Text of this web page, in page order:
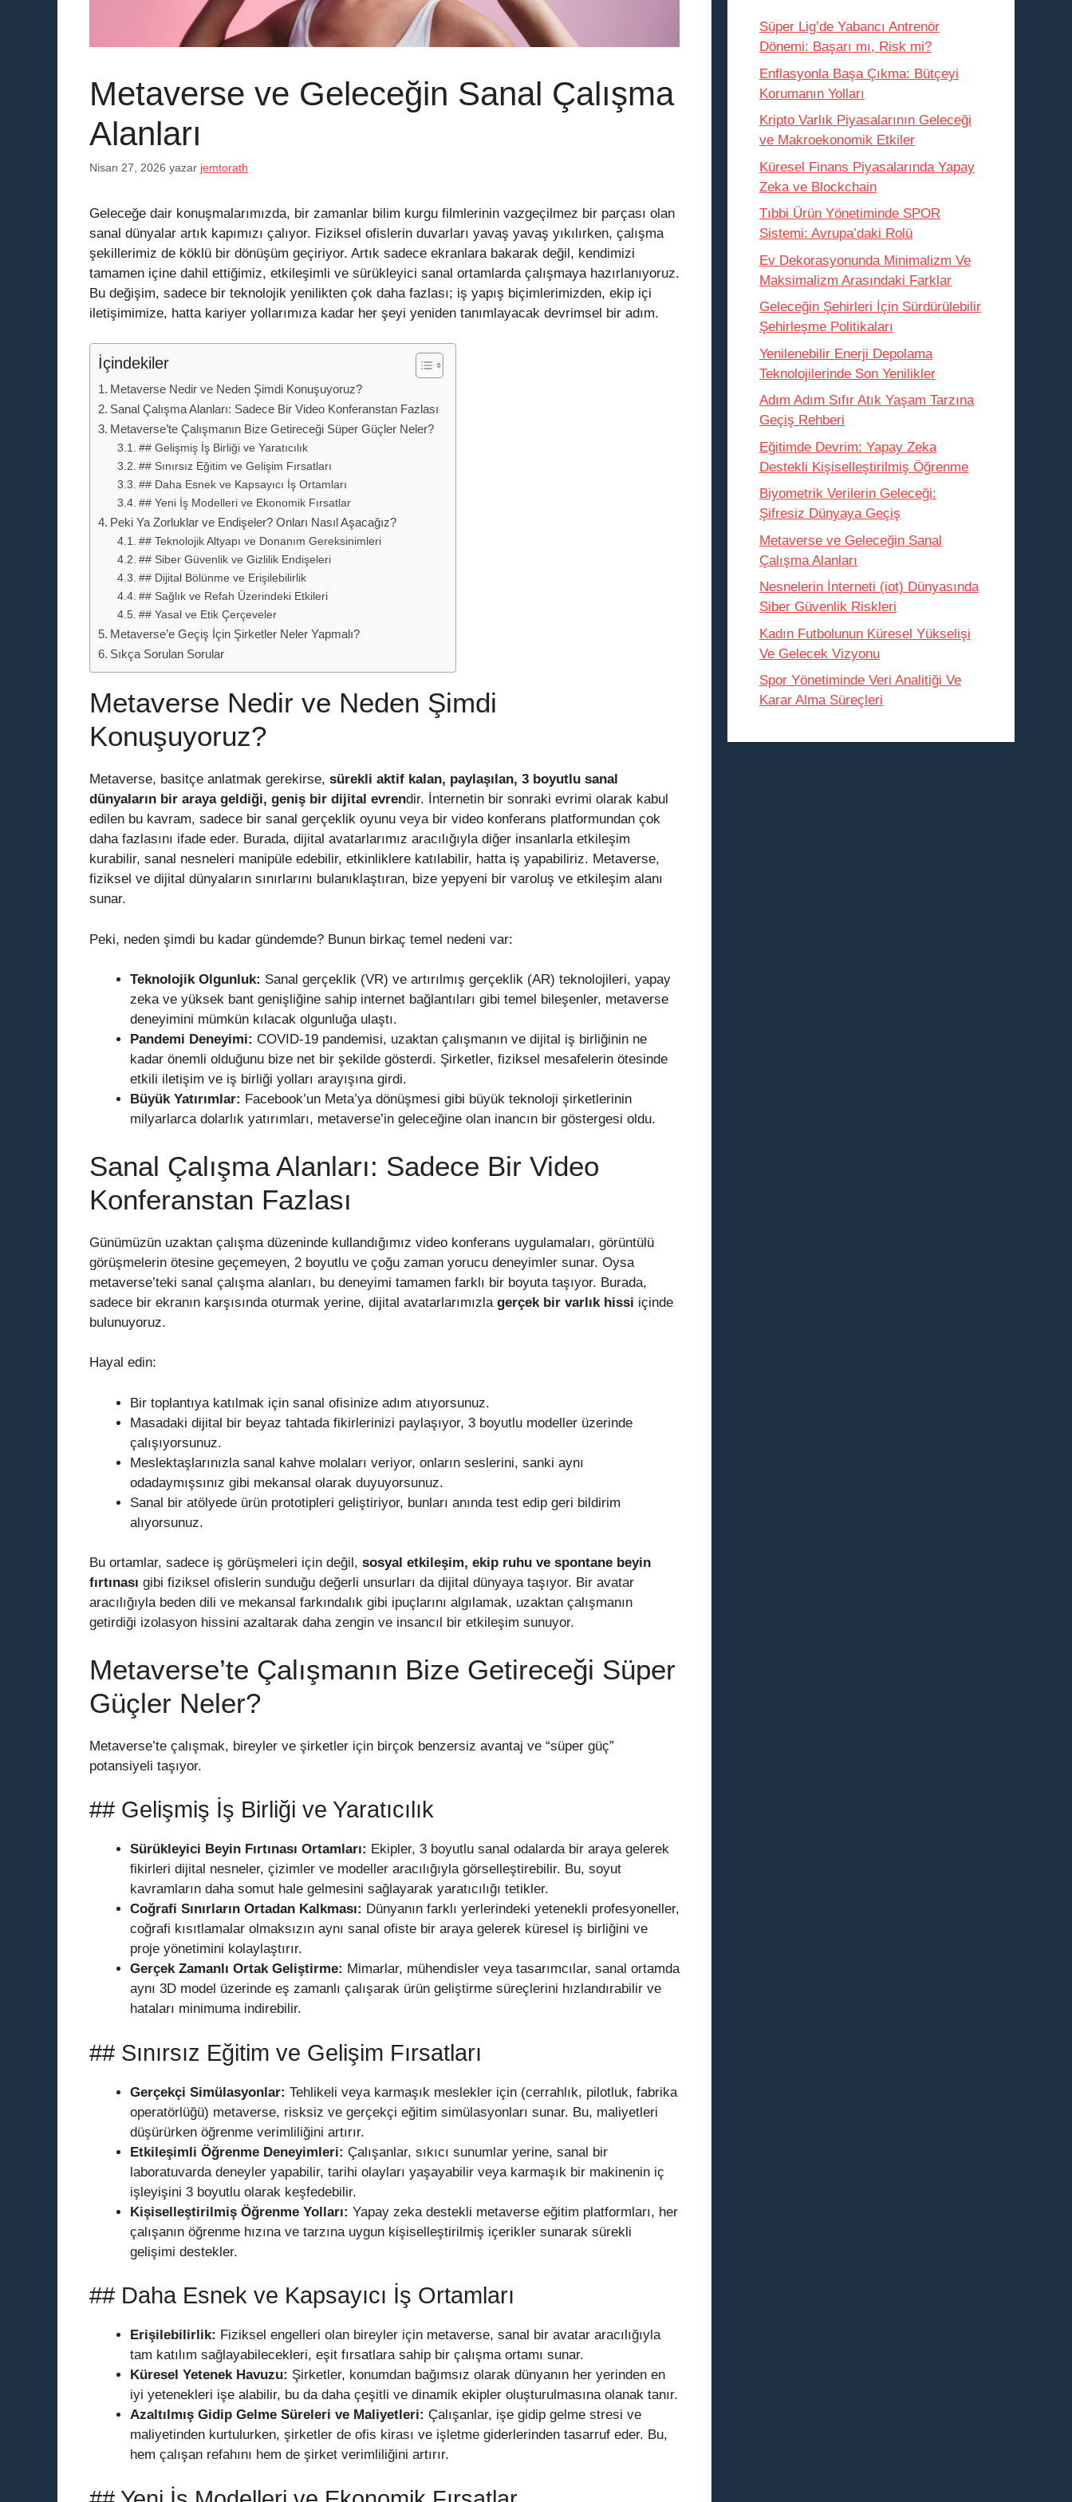
Metaverse ve Geleceğin Sanal Çalışma
Alanları
Nisan 27, 2026 yazar jemtorath
Geleceğe dair konuşmalarımızda, bir zamanlar bilim kurgu filmlerinin vazgeçilmez bir parçası olan
sanal dünyalar artık kapımızı çalıyor. Fiziksel ofislerin duvarları yavaş yavaş yıkılırken, çalışma
şekillerimiz de köklü bir dönüşüm geçiriyor. Artık sadece ekranlara bakarak değil, kendimizi
tamamen içine dahil ettiğimiz, etkileşimli ve sürükleyici sanal ortamlarda çalışmaya hazırlanıyoruz.
Bu değişim, sadece bir teknolojik yenilikten çok daha fazlası; iş yapış biçimlerimizden, ekip içi
iletişimimize, hatta kariyer yollarımıza kadar her şeyi yeniden tanımlayacak devrimsel bir adım.
İçindekiler
Metaverse Nedir ve Neden Şimdi Konuşuyoruz?
Sanal Çalışma Alanları: Sadece Bir Video Konferanstan Fazlası
Metaverse’te Çalışmanın Bize Getireceği Süper Güçler Neler?
## Gelişmiş İş Birliği ve Yaratıcılık
## Sınırsız Eğitim ve Gelişim Fırsatları
## Daha Esnek ve Kapsayıcı İş Ortamları
## Yeni İş Modelleri ve Ekonomik Fırsatlar
Peki Ya Zorluklar ve Endişeler? Onları Nasıl Aşacağız?
## Teknolojik Altyapı ve Donanım Gereksinimleri
## Siber Güvenlik ve Gizlilik Endişeleri
## Dijital Bölünme ve Erişilebilirlik
## Sağlık ve Refah Üzerindeki Etkileri
## Yasal ve Etik Çerçeveler
Metaverse’e Geçiş İçin Şirketler Neler Yapmalı?
Sıkça Sorulan Sorular
Metaverse Nedir ve Neden Şimdi
Konuşuyoruz?
Metaverse, basitçe anlatmak gerekirse, sürekli aktif kalan, paylaşılan, 3 boyutlu sanal
dünyaların bir araya geldiği, geniş bir dijital evrendir. İnternetin bir sonraki evrimi olarak kabul
edilen bu kavram, sadece bir sanal gerçeklik oyunu veya bir video konferans platformundan çok
daha fazlasını ifade eder. Burada, dijital avatarlarımız aracılığıyla diğer insanlarla etkileşim
kurabilir, sanal nesneleri manipüle edebilir, etkinliklere katılabilir, hatta iş yapabiliriz. Metaverse,
fiziksel ve dijital dünyaların sınırlarını bulanıklaştıran, bize yepyeni bir varoluş ve etkileşim alanı
sunar.
Peki, neden şimdi bu kadar gündemde? Bunun birkaç temel nedeni var:
Teknolojik Olgunluk: Sanal gerçeklik (VR) ve artırılmış gerçeklik (AR) teknolojileri, yapay
zeka ve yüksek bant genişliğine sahip internet bağlantıları gibi temel bileşenler, metaverse
deneyimini mümkün kılacak olgunluğa ulaştı.
Pandemi Deneyimi: COVID-19 pandemisi, uzaktan çalışmanın ve dijital iş birliğinin ne
kadar önemli olduğunu bize net bir şekilde gösterdi. Şirketler, fiziksel mesafelerin ötesinde
etkili iletişim ve iş birliği yolları arayışına girdi.
Büyük Yatırımlar: Facebook’un Meta’ya dönüşmesi gibi büyük teknoloji şirketlerinin
milyarlarca dolarlık yatırımları, metaverse’in geleceğine olan inancın bir göstergesi oldu.
Sanal Çalışma Alanları: Sadece Bir Video
Konferanstan Fazlası
Günümüzün uzaktan çalışma düzeninde kullandığımız video konferans uygulamaları, görüntülü
görüşmelerin ötesine geçemeyen, 2 boyutlu ve çoğu zaman yorucu deneyimler sunar. Oysa
metaverse’teki sanal çalışma alanları, bu deneyimi tamamen farklı bir boyuta taşıyor. Burada,
sadece bir ekranın karşısında oturmak yerine, dijital avatarlarımızla gerçek bir varlık hissi içinde
bulunuyoruz.
Hayal edin:
Bir toplantıya katılmak için sanal ofisinize adım atıyorsunuz.
Masadaki dijital bir beyaz tahtada fikirlerinizi paylaşıyor, 3 boyutlu modeller üzerinde
çalışıyorsunuz.
Meslektaşlarınızla sanal kahve molaları veriyor, onların seslerini, sanki aynı
odadaymışsınız gibi mekansal olarak duyuyorsunuz.
Sanal bir atölyede ürün prototipleri geliştiriyor, bunları anında test edip geri bildirim
alıyorsunuz.
Bu ortamlar, sadece iş görüşmeleri için değil, sosyal etkileşim, ekip ruhu ve spontane beyin
fırtınası gibi fiziksel ofislerin sunduğu değerli unsurları da dijital dünyaya taşıyor. Bir avatar
aracılığıyla beden dili ve mekansal farkındalık gibi ipuçlarını algılamak, uzaktan çalışmanın
getirdiği izolasyon hissini azaltarak daha zengin ve insancıl bir etkileşim sunuyor.
Metaverse’te Çalışmanın Bize Getireceği Süper
Güçler Neler?
Metaverse’te çalışmak, bireyler ve şirketler için birçok benzersiz avantaj ve “süper güç”
potansiyeli taşıyor.
## Gelişmiş İş Birliği ve Yaratıcılık
Sürükleyici Beyin Fırtınası Ortamları: Ekipler, 3 boyutlu sanal odalarda bir araya gelerek
fikirleri dijital nesneler, çizimler ve modeller aracılığıyla görselleştirebilir. Bu, soyut
kavramların daha somut hale gelmesini sağlayarak yaratıcılığı tetikler.
Coğrafi Sınırların Ortadan Kalkması: Dünyanın farklı yerlerindeki yetenekli profesyoneller,
coğrafi kısıtlamalar olmaksızın aynı sanal ofiste bir araya gelerek küresel iş birliğini ve
proje yönetimini kolaylaştırır.
Gerçek Zamanlı Ortak Geliştirme: Mimarlar, mühendisler veya tasarımcılar, sanal ortamda
aynı 3D model üzerinde eş zamanlı çalışarak ürün geliştirme süreçlerini hızlandırabilir ve
hataları minimuma indirebilir.
## Sınırsız Eğitim ve Gelişim Fırsatları
Gerçekçi Simülasyonlar: Tehlikeli veya karmaşık meslekler için (cerrahlık, pilotluk, fabrika
operatörlüğü) metaverse, risksiz ve gerçekçi eğitim simülasyonları sunar. Bu, maliyetleri
düşürürken öğrenme verimliliğini artırır.
Etkileşimli Öğrenme Deneyimleri: Çalışanlar, sıkıcı sunumlar yerine, sanal bir
laboratuvarda deneyler yapabilir, tarihi olayları yaşayabilir veya karmaşık bir makinenin iç
işleyişini 3 boyutlu olarak keşfedebilir.
Kişiselleştirilmiş Öğrenme Yolları: Yapay zeka destekli metaverse eğitim platformları, her
çalışanın öğrenme hızına ve tarzına uygun kişiselleştirilmiş içerikler sunarak sürekli
gelişimi destekler.
## Daha Esnek ve Kapsayıcı İş Ortamları
Erişilebilirlik: Fiziksel engelleri olan bireyler için metaverse, sanal bir avatar aracılığıyla
tam katılım sağlayabilecekleri, eşit fırsatlara sahip bir çalışma ortamı sunar.
Küresel Yetenek Havuzu: Şirketler, konumdan bağımsız olarak dünyanın her yerinden en
iyi yetenekleri işe alabilir, bu da daha çeşitli ve dinamik ekipler oluşturulmasına olanak tanır.
Azaltılmış Gidip Gelme Süreleri ve Maliyetleri: Çalışanlar, işe gidip gelme stresi ve
maliyetinden kurtulurken, şirketler de ofis kirası ve işletme giderlerinden tasarruf eder. Bu,
hem çalışan refahını hem de şirket verimliliğini artırır.
Süper Lig’de Yabancı Antrenör
Dönemi: Başarı mı, Risk mi?
Enflasyonla Başa Çıkma: Bütçeyi
Korumanın Yolları
Kripto Varlık Piyasalarının Geleceği
ve Makroekonomik Etkiler
Küresel Finans Piyasalarında Yapay
Zeka ve Blockchain
Tıbbi Ürün Yönetiminde SPOR
Sistemi: Avrupa’daki Rolü
Ev Dekorasyonunda Minimalizm Ve
Maksimalizm Arasındaki Farklar
Geleceğin Şehirleri İçin Sürdürülebilir
Şehirleşme Politikaları
Yenilenebilir Enerji Depolama
Teknolojilerinde Son Yenilikler
Adım Adım Sıfır Atık Yaşam Tarzına
Geçiş Rehberi
Eğitimde Devrim: Yapay Zeka
Destekli Kişiselleştirilmiş Öğrenme
Biyometrik Verilerin Geleceği:
Şifresiz Dünyaya Geçiş
Metaverse ve Geleceğin Sanal
Çalışma Alanları
Nesnelerin İnterneti (iot) Dünyasında
Siber Güvenlik Riskleri
Kadın Futbolunun Küresel Yükselişi
Ve Gelecek Vizyonu
Spor Yönetiminde Veri Analitiği Ve
Karar Alma Süreçleri